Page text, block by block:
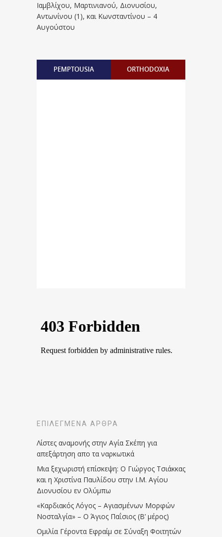
Iαμβλίχου, Mαρτινιανού, Διονυσίου,
Aντωνίνου (1), και Kωνσταντίνου – 4
Αυγούστου
PEMPTOUSIA ORTHODOXIA
ΕΠΙΛΕΓΜΈΝΑ ΆΡΘΡΑ
Λίστες αναμονής στην Αγία Σκέπη για
απεξάρτηση απο τα ναρκωτικά
Μια ξεχωριστή επίσκεψη: Ο Γιώργος Τσιάκκας
και η Χριστίνα Παυλίδου στην Ι.Μ. Αγίου
Διονυσίου εν Ολύμπω
«Καρδιακός Λόγος – Αγιασμένων Μορφών
Νοσταλγία» – Ο Άγιος Παΐσιος (Β’ μέρος)
Ομιλία Γέροντα Εφραίμ σε Σύναξη Φοιτητών